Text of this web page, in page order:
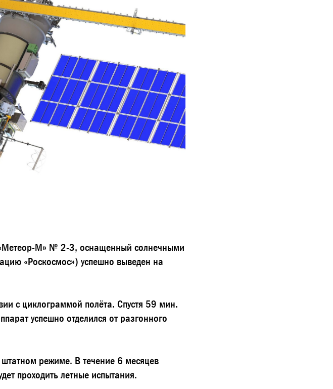
«Метеор-М» № 2-3, оснащенный солнечными
«Роскосмос») успешно выведен на
с циклограммой полёта. Спустя 59 мин.
успешно отделился от разгонного
режиме. В течение 6 месяцев
проходить летные испытания.